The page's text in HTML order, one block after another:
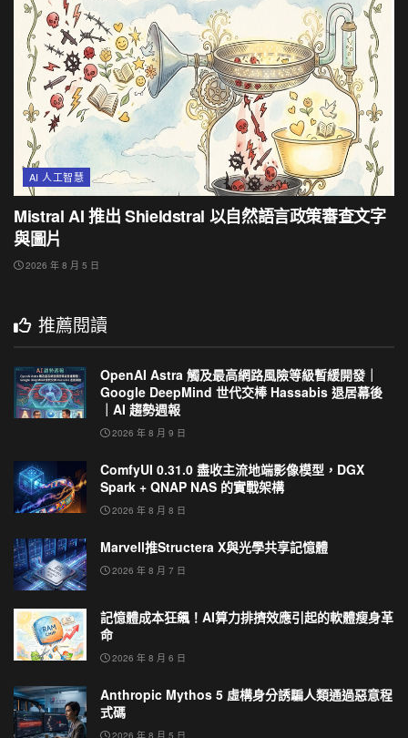
AI 人工智慧
Mistral AI 推出 Shieldstral 以自然語言政策審查文字
與圖片
2026 年 8 月 5 日
推薦閱讀
OpenAI Astra 觸及最高網路風險等級暫緩開發｜
Google DeepMind 世代交棒 Hassabis 退居幕後
｜AI 趨勢週報
2026 年 8 月 9 日
ComfyUI 0.31.0 盡收主流地端影像模型，DGX
Spark + QNAP NAS 的實戰架構
2026 年 8 月 8 日
Marvell推Structera X與光學共享記憶體
2026 年 8 月 7 日
記憶體成本狂飆！AI算力排擠效應引起的軟體瘦身革
命
2026 年 8 月 6 日
Anthropic Mythos 5 虛構身分誘騙人類通過惡意程
式碼
2026 年 8 月 5 日